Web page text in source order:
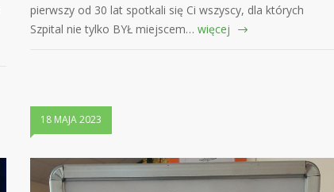
pierwszy od 30 lat spotkali się Ci wszyscy, dla których
Szpital nie tylko BYŁ miejscem… więcej
18 MAJA 2023